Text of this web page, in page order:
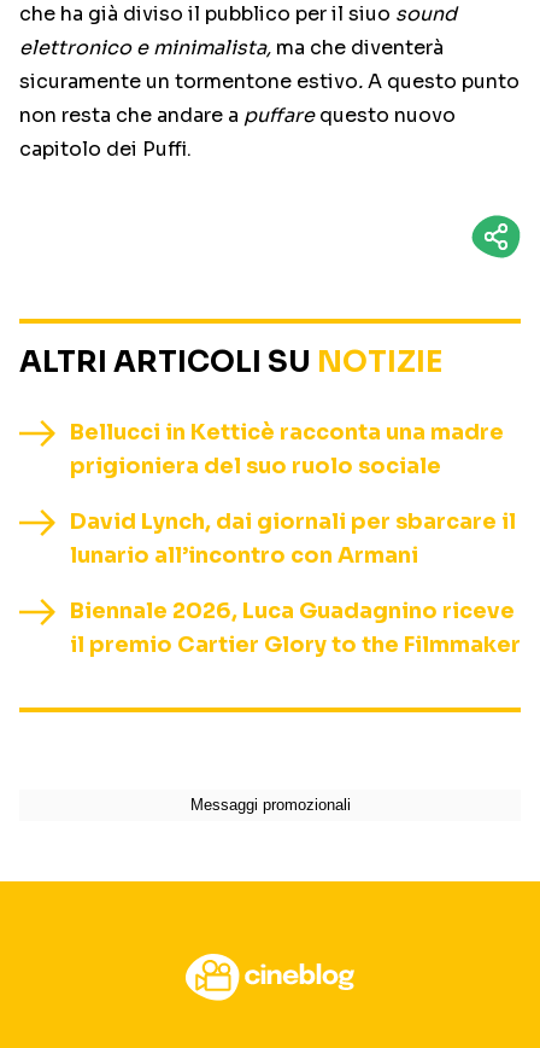
che ha già diviso il pubblico per il siuo sound
elettronico e minimalista, ma che diventerà
sicuramente un tormentone estivo.A questo punto
non resta che andare a puffarequesto nuovo
capitolo dei Puffi.
ALTRI ARTICOLI SU NOTIZIE
Bellucci in Ketticè racconta una madre
prigioniera del suo ruolo sociale
David Lynch, dai giornali per sbarcare il
lunario all’incontro con Armani
Biennale 2026, Luca Guadagnino riceve
il premio Cartier Glory to the Filmmaker